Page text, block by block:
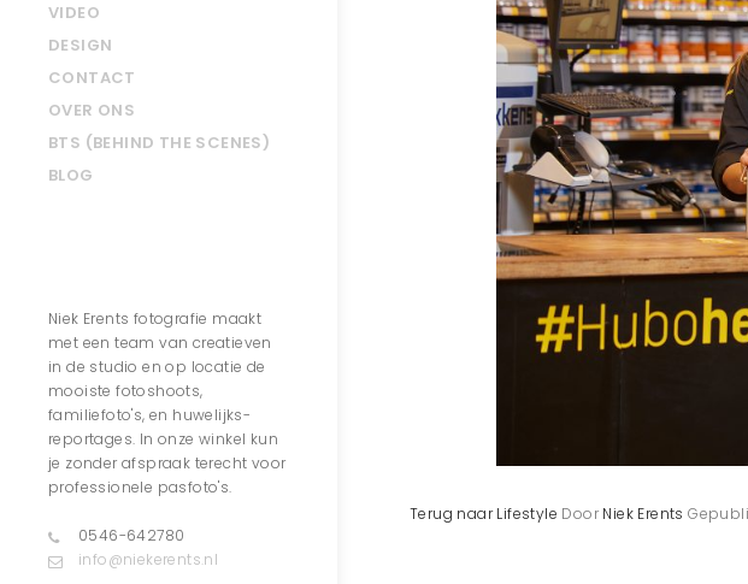
VIDEO
DESIGN
CONTACT
OVER ONS
BTS (BEHIND THE SCENES)
BLOG
Niek Erents fotografie maakt
met een team van creatieven
in de studio en op locatie de
mooiste fotoshoots,
familiefoto's, en huwelijks-
reportages. In onze winkel kun
je zonder afspraak terecht voor
professionele pasfoto's.
0546-642780
info@niekerents.nl
Terug naar Lifestyle Door Niek Erents